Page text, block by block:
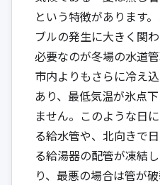
という特徴があります
ブルの発生に大きく関
必要なのが冬場の水道
市内よりもさらに冷え
あり、最低気温が氷点
ません。このような日
る給水管や、北向きで
る給湯器の配管が凍結
り、最悪の場合は管が